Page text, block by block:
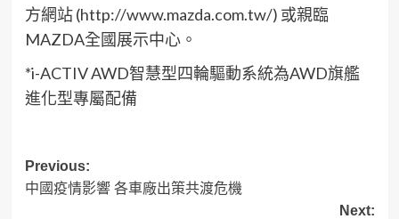
方網站(http://www.mazda.com.tw/) 或親臨
MAZDA全國展示中心。
*i-ACTIV AWD智慧型四輪驅動系統為AWD旗艦
進化型專屬配備
Post
navigation
Previous:
中國疫情影響 各車廠出策共渡危機
Next: